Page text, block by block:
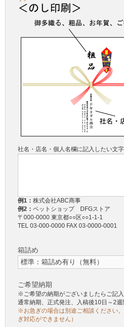
社名・店名・個人名欄に記入したい文
例1： 株式会社ABC商事
例2： ペットショップ DFGストア
〒000-0000 東京都○○区○○1-1-1
TEL 03-000-0000 FAX 03-0000-0001
箱詰め
ご希望納期
※ご希望の納期がございましたらご記入
通常納期、正式発注、入稿後10日～2週
※お急ぎの場合は別途ご相談ください
ぎ対応ができません）